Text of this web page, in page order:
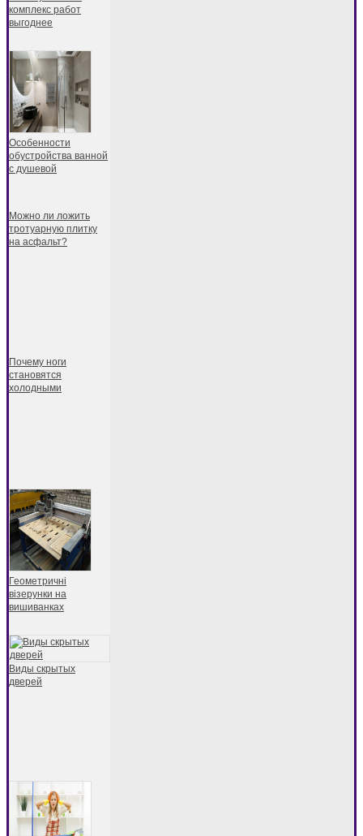
комплекс работ
выгоднее
Особенности
обустройства ванной
с душевой
Можно ли ложить
тротуарную плитку
на асфальт?
Почему ноги
становятся
холодными
Геометричні
візерунки на
вишиванках
Виды скрытых
дверей